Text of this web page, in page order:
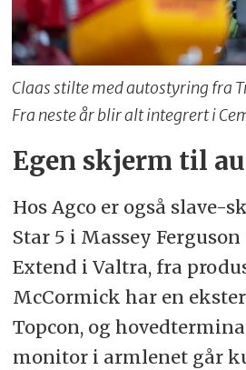
Claas stilte med autostyring fra
Fra neste år blir alt integrert i
Egen skjerm til
Hos Agco er også slave-
Star 5 i Massey
Extend i Valtra, fra
McCormick har en
Topcon, og
monitor i armlenet går